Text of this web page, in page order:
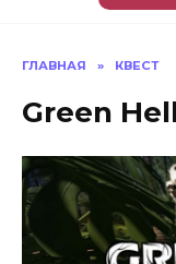
ГЛАВНАЯ » КВЕСТ
Green